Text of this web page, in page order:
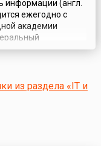
информации (англ.
ежегодно с
академии
и Социальном
ЮНЕСКО...
из раздела «IT и